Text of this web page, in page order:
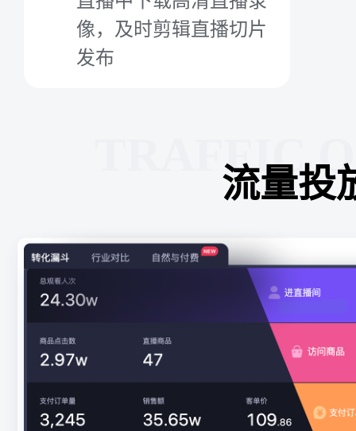
像，及时剪辑直播切片
发布
TRAFFIC
流量投